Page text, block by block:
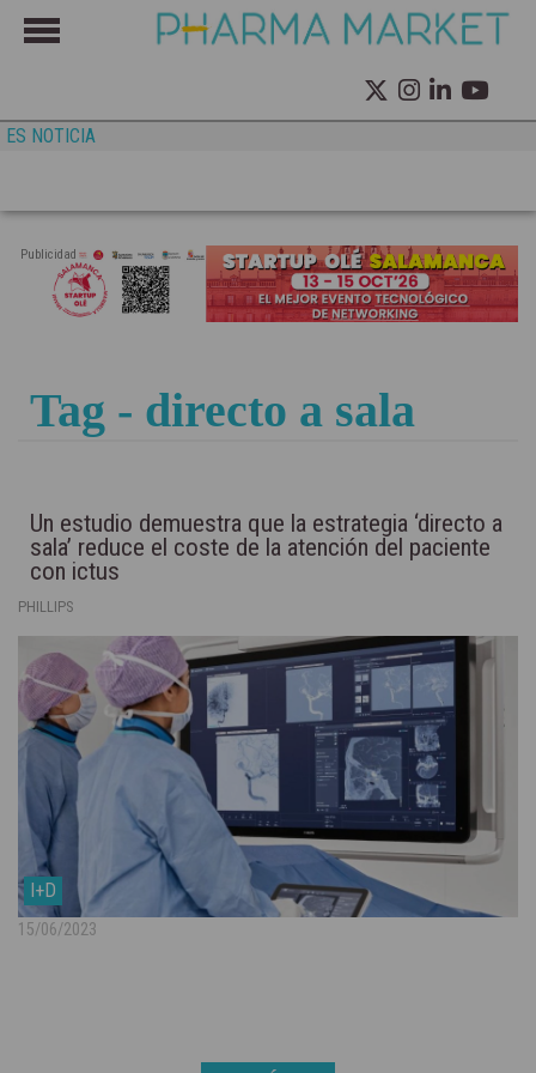
ES NOTICIA
Publicidad
Tag - directo a sala
Un estudio demuestra que la estrategia ‘directo a
sala’ reduce el coste de la atención del paciente
con ictus
PHILLIPS
I+D
15/06/2023